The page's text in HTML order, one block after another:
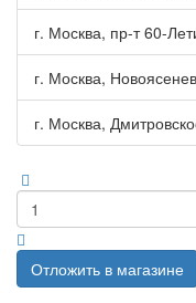
г. Москва, пр-т 60-
г. Москва,
г. Москва,
Отложить в магазине